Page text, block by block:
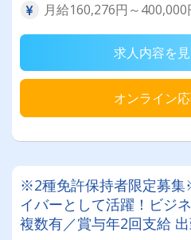
月給160,276円～400,000
求人内容を
オンライン
※2種免許保持者限定募
イバーとして活躍！ビジ
複